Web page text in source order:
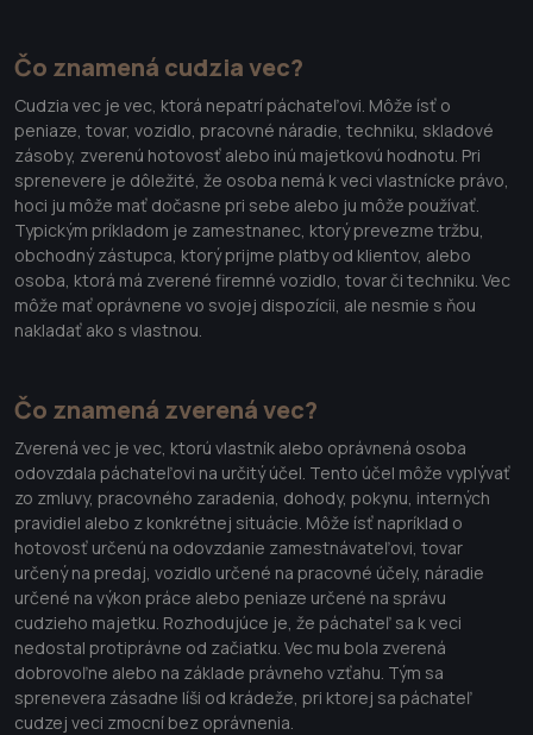
Čo znamená cudzia vec?
Cudzia vec je vec, ktorá nepatrí páchateľovi. Môže ísť o
peniaze, tovar, vozidlo, pracovné náradie, techniku, skladové
zásoby, zverenú hotovosť alebo inú majetkovú hodnotu. Pri
sprenevere je dôležité, že osoba nemá k veci vlastnícke právo,
hoci ju môže mať dočasne pri sebe alebo ju môže používať.
Typickým príkladom je zamestnanec, ktorý prevezme tržbu,
obchodný zástupca, ktorý prijme platby od klientov, alebo
osoba, ktorá má zverené firemné vozidlo, tovar či techniku. Vec
môže mať oprávnene vo svojej dispozícii, ale nesmie s ňou
nakladať ako s vlastnou.
Čo znamená zverená vec?
Zverená vec je vec, ktorú vlastník alebo oprávnená osoba
odovzdala páchateľovi na určitý účel. Tento účel môže vyplývať
zo zmluvy, pracovného zaradenia, dohody, pokynu, interných
pravidiel alebo z konkrétnej situácie. Môže ísť napríklad o
hotovosť určenú na odovzdanie zamestnávateľovi, tovar
určený na predaj, vozidlo určené na pracovné účely, náradie
určené na výkon práce alebo peniaze určené na správu
cudzieho majetku. Rozhodujúce je, že páchateľ sa k veci
nedostal protiprávne od začiatku. Vec mu bola zverená
dobrovoľne alebo na základe právneho vzťahu. Tým sa
sprenevera zásadne líši od krádeže, pri ktorej sa páchateľ
cudzej veci zmocní bez oprávnenia.